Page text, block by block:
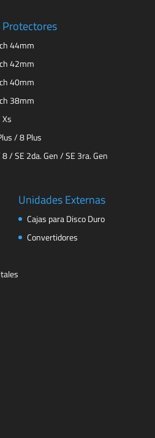
Protectores
44mm
42mm
40mm
38mm
/ 8 Plus
/ SE 2da. Gen / SE 3ra. Gen
Unidades Externas
Cajas para Disco Duro
Convertidores